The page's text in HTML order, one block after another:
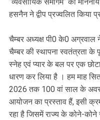
हसनैन ने द्वीप प्रज्वलित किया
चैम्बर अध्यक्ष पी0 के0 अग्रवाल
चैम्बर की स्थापना स्वतंत्रता के
स्नेह एवं प्यार के बल पर एक
धारण कर लिया है । हम माह
2026 तक 100 वां साल के
आयोजन का प्रस्ताव हैं, इसी क्रम
रहा है जिसमें राज्य के कोने-कोने